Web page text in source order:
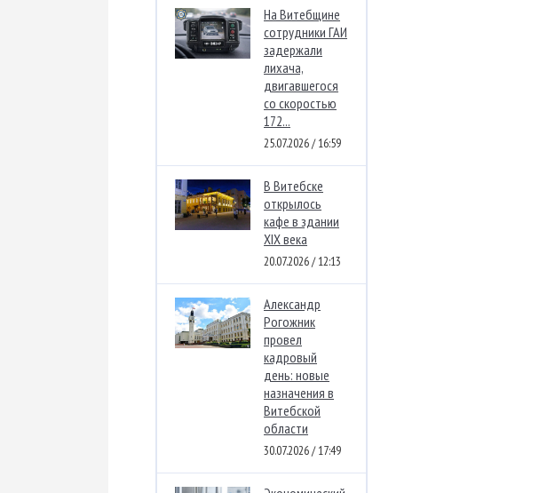
На Витебщине
сотрудники ГАИ
задержали
лихача,
двигавшегося
со скоростью
172...
25.07.2026 / 16:59
В Витебске
открылось
кафе в здании
XIX века
20.07.2026 / 12:13
Александр
Рогожник
провел
кадровый
день: новые
назначения в
Витебской
области
30.07.2026 / 17:49